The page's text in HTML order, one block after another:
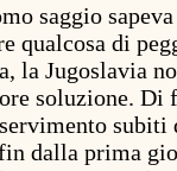
saggio
qualcosa di
la Jugoslavia
soluzione. Di
dalla prima